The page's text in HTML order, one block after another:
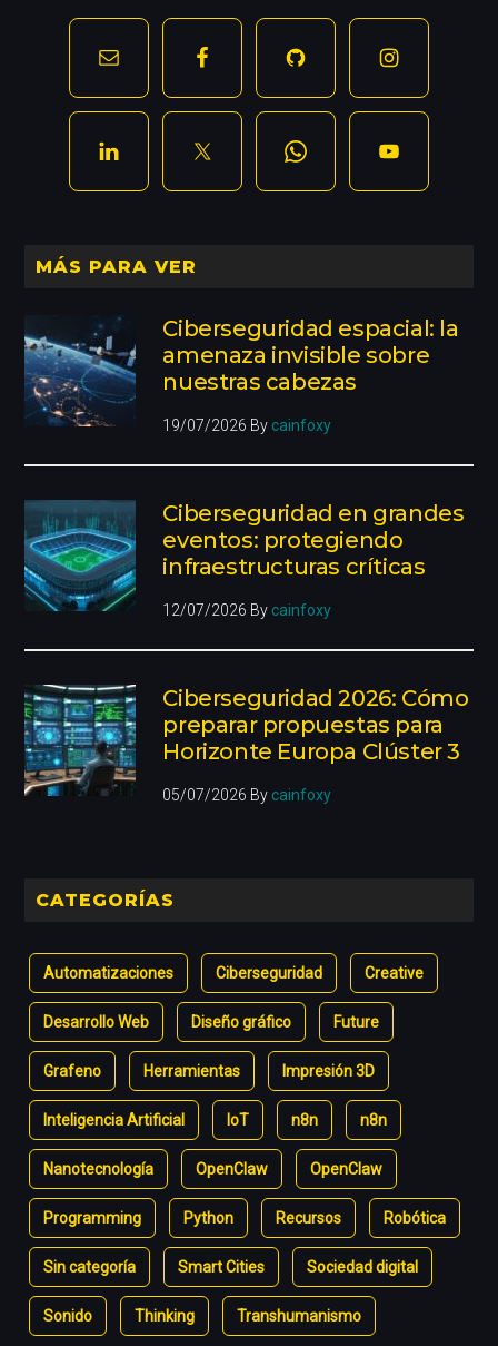
MÁS PARA VER
Ciberseguridad espacial: la
amenaza invisible sobre
nuestras cabezas
19/07/2026 By cainfoxy
Ciberseguridad en grandes
eventos: protegiendo
infraestructuras críticas
12/07/2026 By cainfoxy
Ciberseguridad 2026: Cómo
preparar propuestas para
Horizonte Europa Clúster 3
05/07/2026 By cainfoxy
CATEGORÍAS
Automatizaciones Ciberseguridad Creative
Desarrollo Web Diseño gráfico Future
Grafeno Herramientas Impresión 3D
Inteligencia Artificial IoT n8n n8n
Nanotecnología OpenClaw OpenClaw
Programming Python Recursos Robótica
Sin categoría Smart Cities Sociedad digital
Sonido Thinking Transhumanismo